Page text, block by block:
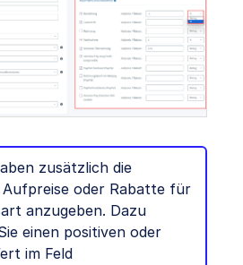
zusätzlich die
oder Rabatte für
anzugeben. Dazu
einen positiven oder
im Feld